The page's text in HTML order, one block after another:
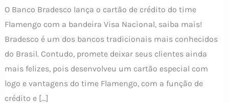
O Banco Bradesco lança o cartão de crédito do time
Flamengo com a bandeira Visa Nacional, saiba mais!
Bradesco é um dos bancos tradicionais mais conhecidos
do Brasil. Contudo, promete deixar seus clientes ainda
mais felizes, pois desenvolveu um cartão especial com
logo e vantagens do time Flamengo, com a função de
crédito e […]